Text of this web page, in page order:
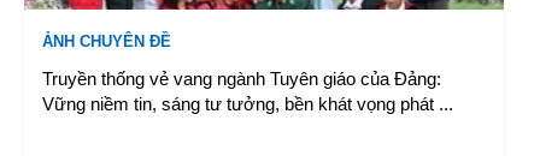
ẢNH CHUYÊN ĐỀ
Truyền thống vẻ vang ngành Tuyên giáo của Đảng:
Vững niềm tin, sáng tư tưởng, bền khát vọng phát ...